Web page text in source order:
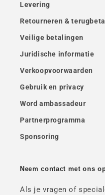
Levering
Retourneren &
Veilige betalingen
Juridische informatie
Verkoopvoorwaarden
Gebruik en privacy
Word ambassadeur
Partnerprogramma
Sponsoring
Neem contact met ons
Als je vragen of